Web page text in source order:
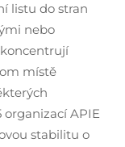
listu do stran
nebo
místě
APIE
stabilitu o